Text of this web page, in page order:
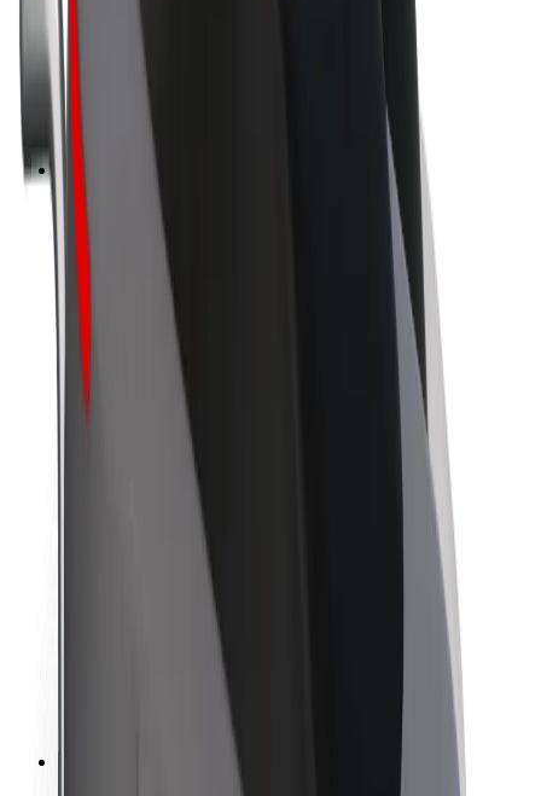
Flåter
Franchiser
Bedrift
Karrierer
Om Bolt
Bærekraft hos Bolt
Prosjekt Zero
Retningslinjer for varemerke
Investorrelasjoner